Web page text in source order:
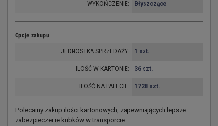
WYKOŃCZENIE: Błyszczące
Opcje zakupu
JEDNOSTKA SPRZEDAŻY: 1 szt.
ILOŚĆ W KARTONIE: 36 szt.
ILOŚĆ NA PALECIE: 1728 szt.
Polecamy zakup ilości kartonowych, zapewniających lepsze
zabezpieczenie kubków w transporcie.